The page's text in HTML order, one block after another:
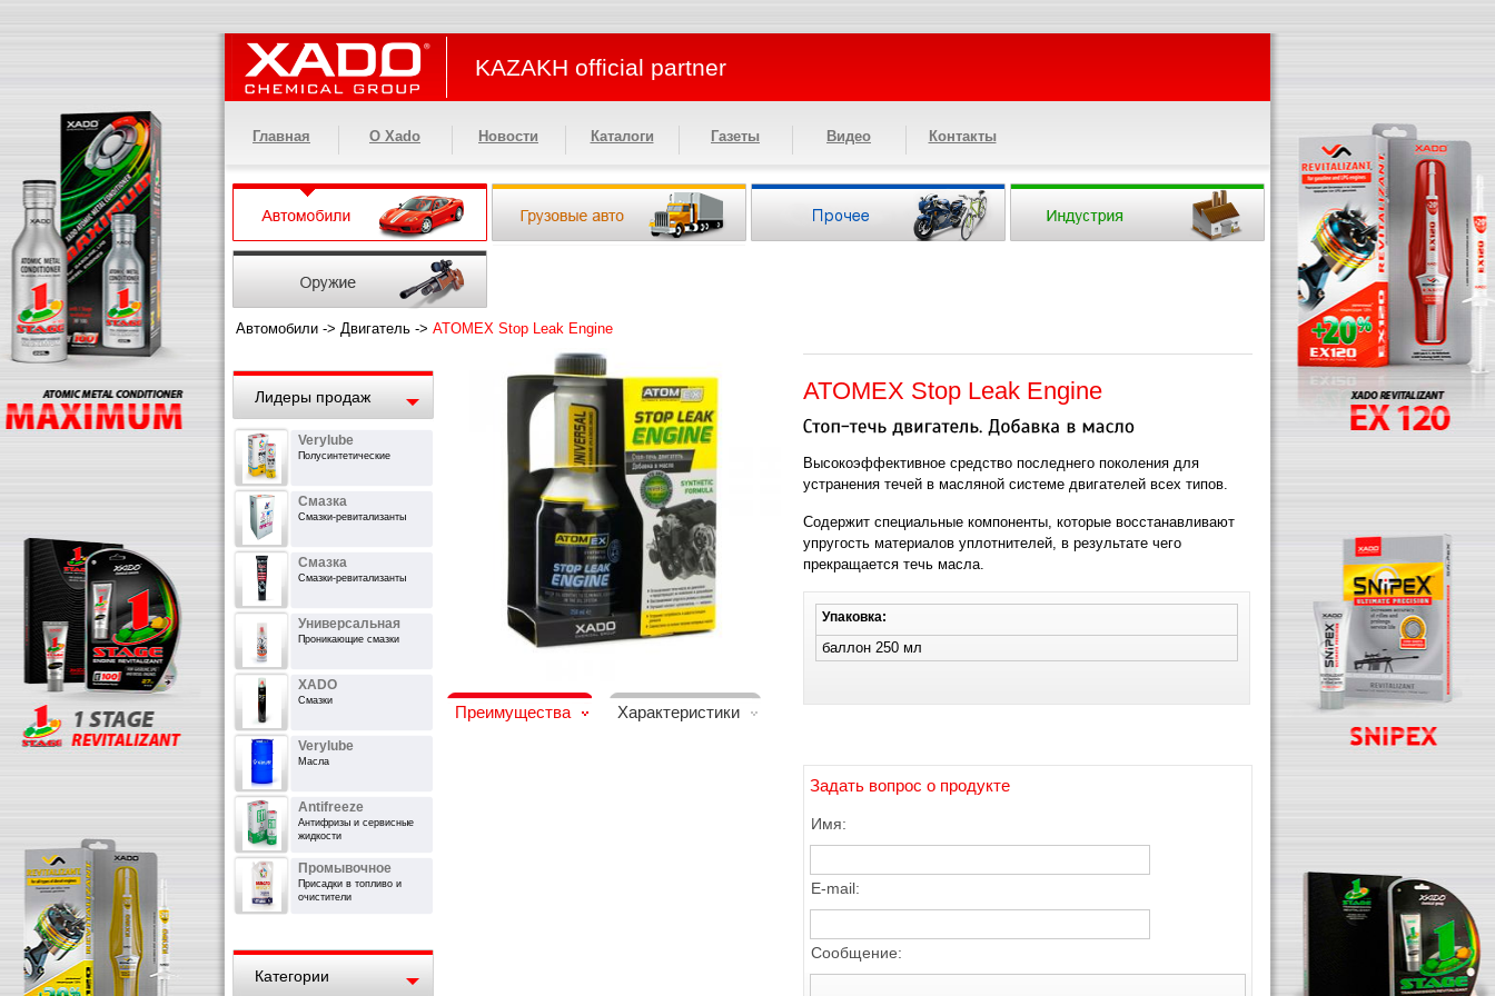
KAZAKH official partner
Главная О Xado Новости Каталоги Газеты Видео Контакты
Автомобили -> Двигатель -> ATOMEX Stop Leak Engine
Лидеры продаж
Verylube
Полусинтетические
Смазка
Смазки-ревитализанты
Смазка
Смазки-ревитализанты
Универсальная
Проникающие смазки
XADO
Смазки
Verylube
Масла
Antifreeze
Антифризы и сервисные
жидкости
Промывочное
Присадки в топливо и
очистители
Категории
Преимущества Характеристики
ATOMEX Stop Leak Engine
Высокоэффективное средство последнего поколения для
устранения течей в масляной системе двигателей всех типов.
Содержит специальные компоненты, которые восстанавливают
упругость материалов уплотнителей, в результате чего
прекращается течь масла.
Упаковка:
баллон 250 мл
Задать вопрос о продукте
Имя:
E-mail:
Сообщение: